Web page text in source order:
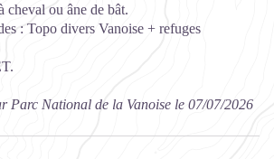
cheval ou âne de bât.
: Topo divers Vanoise + refuges
Parc National de la Vanoise le 07/07/2026